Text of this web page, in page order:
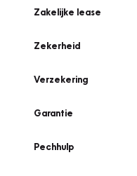
Zakelijke lease
Zekerheid
Verzekering
Garantie
Pechhulp